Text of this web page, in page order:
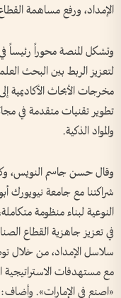
الإمداد، ورفع مساهمة
وتشكل المنصة محوراً رئيساً
لتعزيز الربط بين البحث
مخرجات الأبحاث الأكاديمية
تطوير تقنيات متقدمة في
والمواد الذكية.
وقال حسن جاسم النويس،
شراكتنا مع جامعة نيويورك
النوعية لبناء منظومة
في تعزيز جاهزية القطاع
سلاسل الإمداد، من خلال
مع مستهدفات الاستراتيجية
«اصنع في الإمارات».